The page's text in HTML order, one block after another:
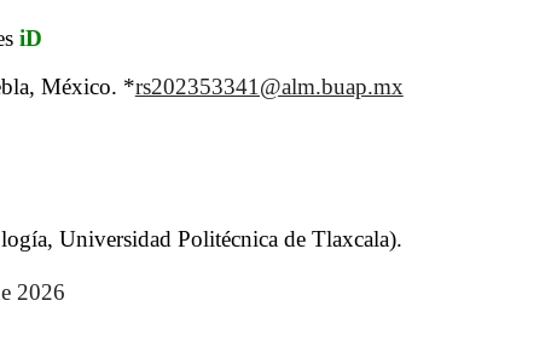
iD
México. *rs202353341@alm.buap.mx
Universidad Politécnica de Tlaxcala).
2026